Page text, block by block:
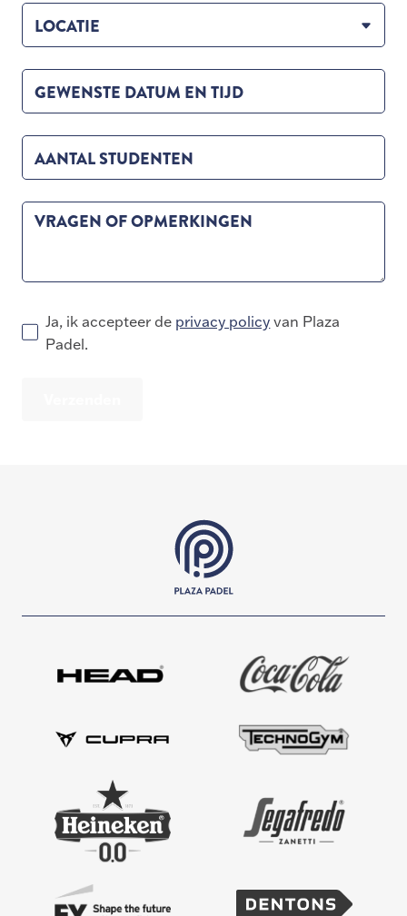
LOCATIE
GEWENSTE DATUM EN TIJD
AANTAL STUDENTEN
VRAGEN OF OPMERKINGEN
Ja, ik accepteer de privacy policy van Plaza
Padel.